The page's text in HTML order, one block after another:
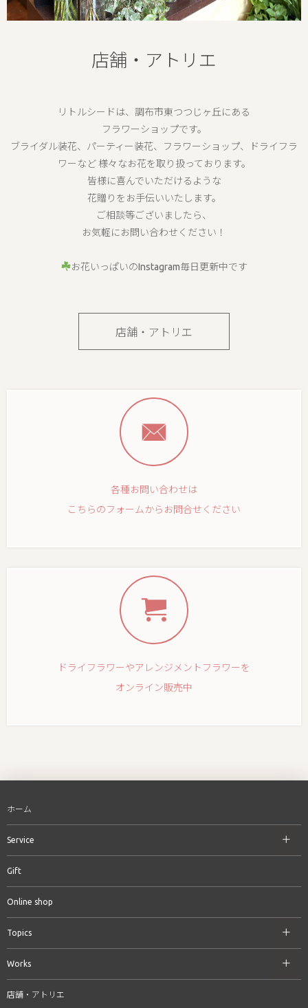
店舗・アトリエ
リトルシードは、調布市東つつじヶ丘にある
フラワーショップです。
ブライダル装花、パーティー装花、フラワーショップ、ドライフラ
ワーなど 様々なお花を取り扱っております。
皆様に喜んでいただけるような
花贈りをお手伝いいたします。
ご相談等ございましたら、
お気軽にお問い合わせください！
お花いっぱいのInstagram毎日更新中です
店舗・アトリエ
各種お問い合わせは
こちらのフォームからお問合せください
ドライフラワーやアレンジメントフラワーを
オンライン販売中
ホーム
Service
Gift
Online shop
Topics
Works
店舗・アトリエ